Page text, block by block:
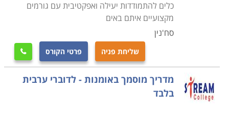
כלים להתמודדות יעילה ואפקטיבית עם גורמים
מקצועיים איתם באים
סח'נין
שליחת פניה פרטי הקורס 
מדריך מוסמך באומנות - לדוברי ערבית
בלבד